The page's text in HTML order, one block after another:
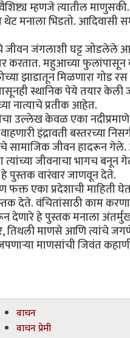
म्हणजे त्यातील
मनाला भिडतो. आदिवासी
जीवन जंगलाशी घट्ट
करतात. महुआच्या फुलांपासून
झाडातून मिळणारा गोड
स्थानिक पेये तयार केली
नात्याचे प्रतीक आहेत.
उल्लेख केवळ एका
इंद्रावती बस्तरच्या
जीवन हादरून गेले.
त्यांच्या जीवनाचा भागच
पुस्तक वारंवार जाणवून देते.
फक्त एका प्रदेशाची माहिती
देते. वंचितांसाठी काम
देणारे हे पुस्तक मनाला
माणसे आणि त्यांचे जगणे
माणसांची जिवंत
वाचन
वाचन प्रेमी